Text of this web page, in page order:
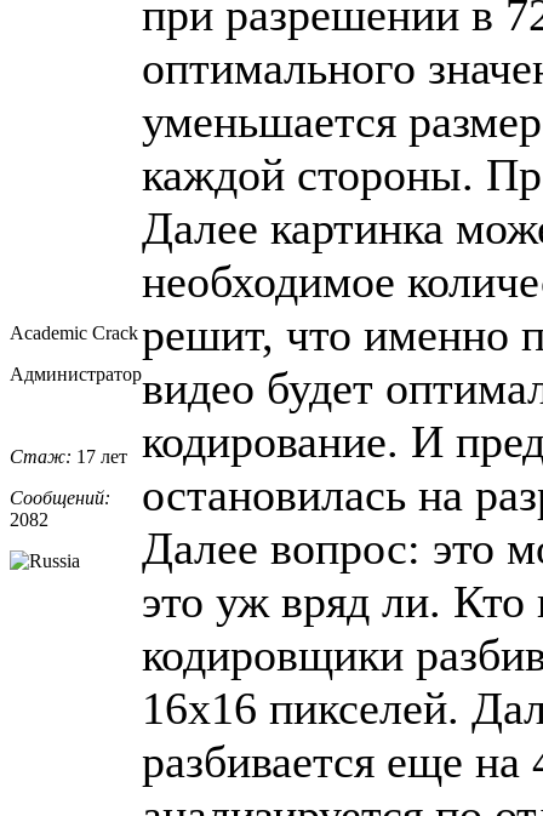
Academic Crack
Администратор
Стаж: 17 лет
Сообщений:
2082
при разрешении в
оптимального
уменьшается
каждой стороны.
Далее картинка
необходимое
решит, что именно
видео будет
кодирование. И
остановилась на
Далее вопрос: это
это уж вряд ли. Кто
кодировщики
16х16 пикселей.
разбивается еще на